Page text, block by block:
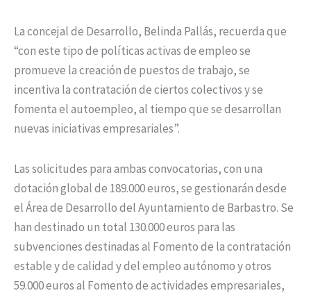
La concejal de Desarrollo, Belinda Pallás, recuerda que
“con este tipo de políticas activas de empleo se
promueve la creación de puestos de trabajo, se
incentiva la contratación de ciertos colectivos y se
fomenta el autoempleo, al tiempo que se desarrollan
nuevas iniciativas empresariales”.
Las solicitudes para ambas convocatorias, con una
dotación global de 189.000 euros, se gestionarán desde
el Área de Desarrollo del Ayuntamiento de Barbastro. Se
han destinado un total 130.000 euros para las
subvenciones destinadas al Fomento de la contratación
estable y de calidad y del empleo autónomo y otros
59.000 euros al Fomento de actividades empresariales,